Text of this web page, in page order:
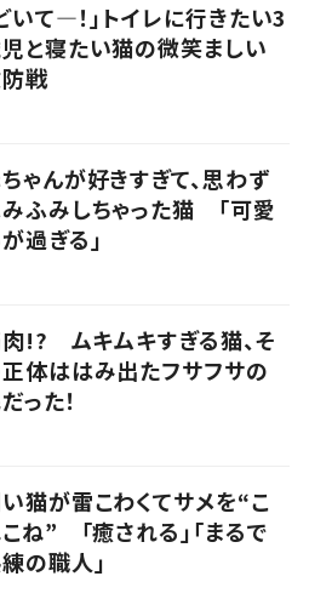
いて―！」トイレに行きたい3
と寝たい猫の微笑ましい
戦
ゃんが好きすぎて、思わず
ふみしちゃった猫 「可愛
過ぎる」
!? ムキムキすぎる猫、そ
体ははみ出たフサフサの
った！
猫が雷こわくてサメを“こ
ね” 「癒される」「まるで
の職人」